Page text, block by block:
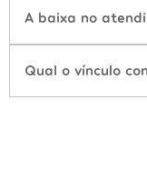
A baixa no
Qual o vínculo